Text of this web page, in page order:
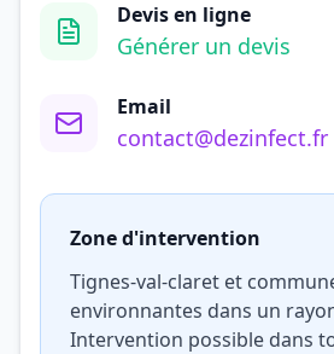
Devis en ligne
Générer un devis
Email
contact@dezinfect.fr
Zone d'intervention
Tignes-val-claret et
environnantes dans un
Intervention possible dans